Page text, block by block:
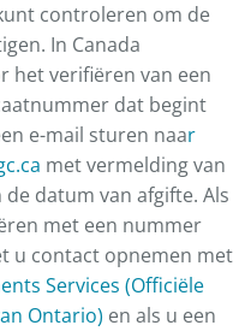
controleren om de
In Canada
het verifiëren van een
dat begint
e-mail sturen naar
met vermelding van
datum van afgifte. Als
met een nummer
u contact opnemen met
Services (Officiële
Ontario) en als u een